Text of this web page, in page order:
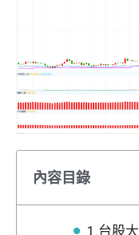
內容目錄
1.台股